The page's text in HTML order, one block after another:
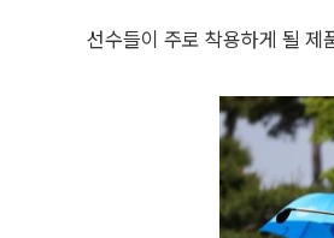
선수들이 주로 착용하게 될 제